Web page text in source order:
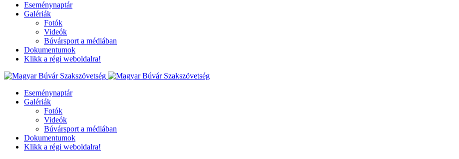
Eseménynaptár
Galériák
Fotók
Videók
Búvársport a médiában
Dokumentumok
Klikk a régi weboldalra!
Eseménynaptár
Galériák
Fotók
Videók
Búvársport a médiában
Dokumentumok
Klikk a régi weboldalra!